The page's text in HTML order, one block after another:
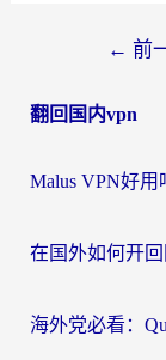
导
← 前
翻回国内vpn